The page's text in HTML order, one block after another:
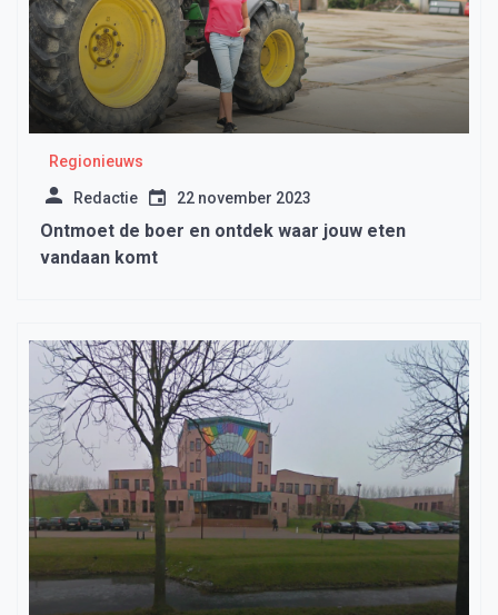
Regionieuws
Redactie 22 november 2023
Ontmoet de boer en ontdek waar jouw eten
vandaan komt